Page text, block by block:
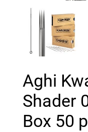
Aghi
Shader
Box 50